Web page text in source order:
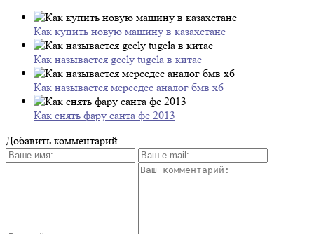
Как купить новую машину в казахстане
Как называется geely tugela в китае
Как называется мерседес аналог бмв х6
Как снять фару санта фе 2013
Добавить комментарий